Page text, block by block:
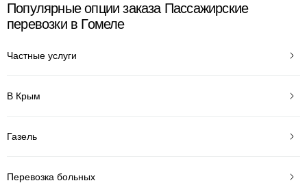
Популярные опции заказа Пассажирские
перевозки в Гомеле
Частные услуги
В Крым
Газель
Перевозка больных